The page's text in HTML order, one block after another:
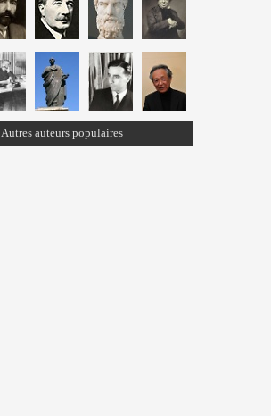
Autres auteurs populaires